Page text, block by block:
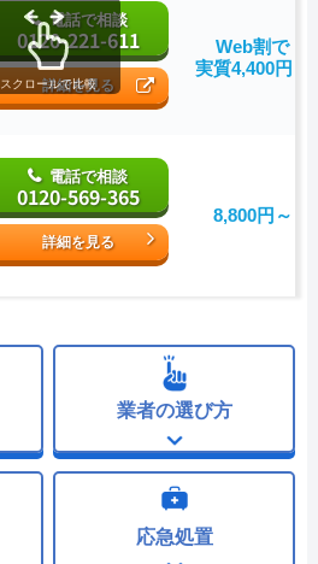
電話で相談
0120-221-611
詳細を見る
Web割で
実質4,400円～
電話で相談
0120-569-365
詳細を見る
8,800円～
スクロールで比較
業者の選び方
応急処置